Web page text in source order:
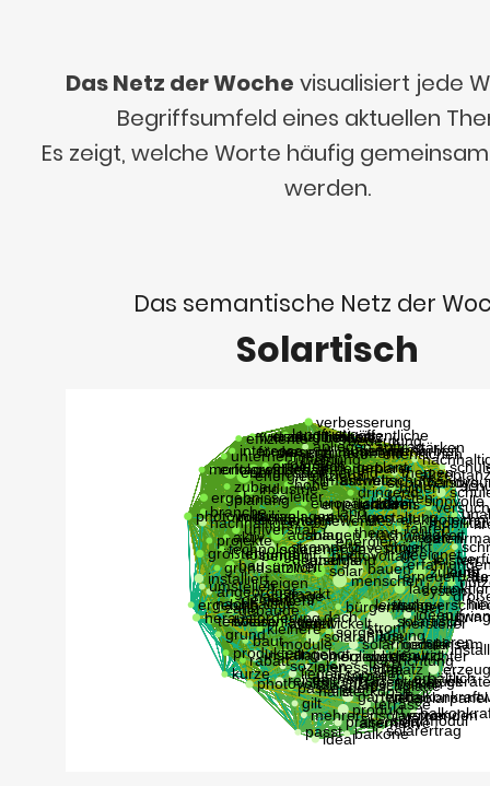
Das Netz der Woche visualisiert jede
Begriffsumfeld eines aktuellen
Es zeigt, welche Worte häufig
werden.
Das semantische Netz der
Solartisch